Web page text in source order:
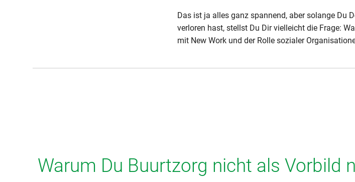
Das ist ja alles ganz spannend, aber solange Du
verloren hast, stellst Du Dir vielleicht die Frage:
mit New Work und der Rolle sozialer
Warum Du Buurtzorg nicht als Vorbild